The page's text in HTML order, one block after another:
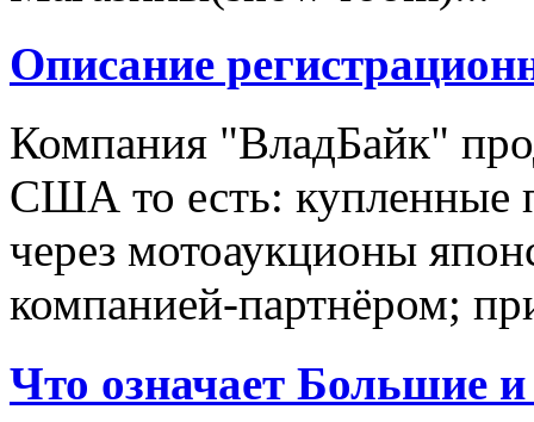
Описание
Компания "ВладБайк"
США то есть: купленные
через мотоаукционы
компанией-партнёром;
Что означает Большие